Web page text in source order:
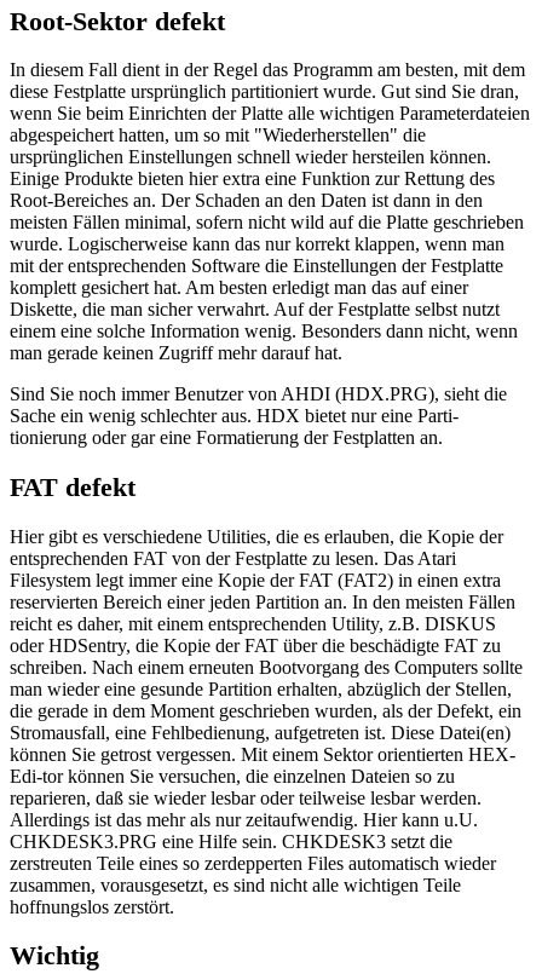
Root-Sektor defekt
In diesem Fall dient in der Regel das Programm am besten, mit dem
diese Festplatte ursprünglich partitioniert wurde. Gut sind Sie dran,
wenn Sie beim Einrichten der Platte alle wichtigen Parameterdateien
abgespeichert hatten, um so mit "Wiederherstellen" die
ursprünglichen Einstellungen schnell wieder hersteilen können.
Einige Produkte bieten hier extra eine Funktion zur Rettung des
Root-Bereiches an. Der Schaden an den Daten ist dann in den
meisten Fällen minimal, sofern nicht wild auf die Platte geschrieben
wurde. Logischerweise kann das nur korrekt klappen, wenn man
mit der entsprechenden Software die Einstellungen der Festplatte
komplett gesichert hat. Am besten erledigt man das auf einer
Diskette, die man sicher verwahrt. Auf der Festplatte selbst nutzt
einem eine solche Information wenig. Besonders dann nicht, wenn
man gerade keinen Zugriff mehr darauf hat.
Sind Sie noch immer Benutzer von AHDI (HDX.PRG), sieht die
Sache ein wenig schlechter aus. HDX bietet nur eine Parti-
tionierung oder gar eine Formatierung der Festplatten an.
FAT defekt
Hier gibt es verschiedene Utilities, die es erlauben, die Kopie der
entsprechenden FAT von der Festplatte zu lesen. Das Atari
Filesystem legt immer eine Kopie der FAT (FAT2) in einen extra
reservierten Bereich einer jeden Partition an. In den meisten Fällen
reicht es daher, mit einem entsprechenden Utility, z.B. DISKUS
oder HDSentry, die Kopie der FAT über die beschädigte FAT zu
schreiben. Nach einem erneuten Bootvorgang des Computers sollte
man wieder eine gesunde Partition erhalten, abzüglich der Stellen,
die gerade in dem Moment geschrieben wurden, als der Defekt, ein
Stromausfall, eine Fehlbedienung, aufgetreten ist. Diese Datei(en)
können Sie getrost vergessen. Mit einem Sektor orientierten HEX-
Edi-tor können Sie versuchen, die einzelnen Dateien so zu
reparieren, daß sie wieder lesbar oder teilweise lesbar werden.
Allerdings ist das mehr als nur zeitaufwendig. Hier kann u.U.
CHKDESK3.PRG eine Hilfe sein. CHKDESK3 setzt die
zerstreuten Teile eines so zerdepperten Files automatisch wieder
zusammen, vorausgesetzt, es sind nicht alle wichtigen Teile
hoffnungslos zerstört.
Wichtig